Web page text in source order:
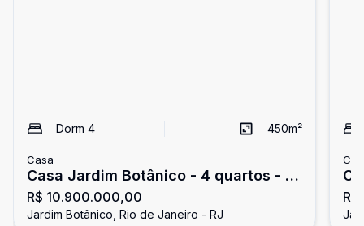
Dorm 4 450m²
Casa
Casa Jardim Botânico - 4 quartos - 2
vagas
R$ 10.900.000,00
Jardim Botânico, Rio de Janeiro - RJ